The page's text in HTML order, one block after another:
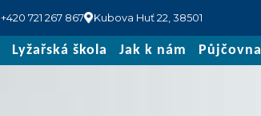
,+420 721 267 867 Kubova Huť 22, 38501
Lyžařská škola Jak k nám Půjčovna